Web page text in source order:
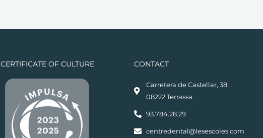
CERTIFICATE OF CULTURE CONTACT
Carretera de Castellar, 38.
08222 Terrassa.
93.784.28.29
centredental@lesescoles.com